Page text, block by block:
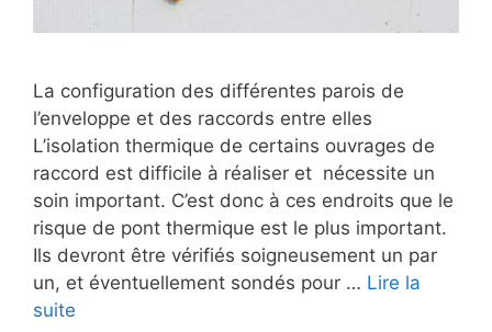
La configuration des différentes parois de
l’enveloppe et des raccords entre elles
L’isolation thermique de certains ouvrages de
raccord est difficile à réaliser et nécessite un
soin important. C’est donc à ces endroits que le
risque de pont thermique est le plus important.
Ils devront être vérifiés soigneusement un par
un, et éventuellement sondés pour … Lire la
suite